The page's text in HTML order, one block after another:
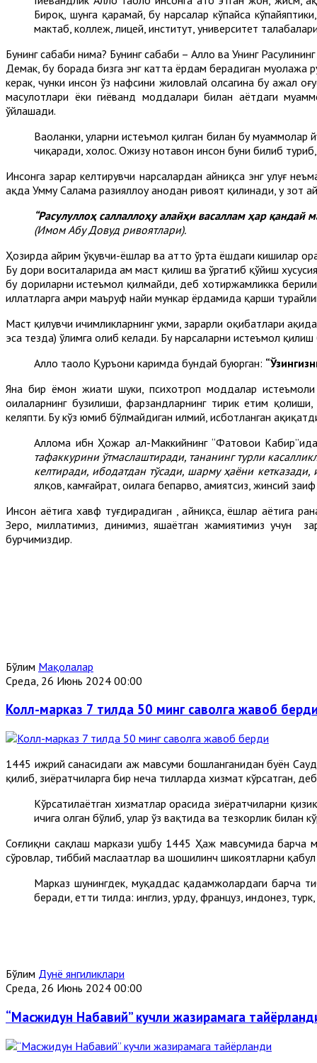
Бироқ, шунга қарамай, бу нарсалар кўпайса
мактаб, коллеж, лицей, институт, университет
Бунинг сабаби нима? Бунинг сабаби – Аллоҳ ва Унинг
Демак, бу борада бизга энг катта ёрдам берадиган муолажа
керак, чунки инсон ўз нафсини жиловлай олсагина бу ажал
маҳсулотлари ёки гиёҳванд моддалари билан ҳаётдаги
ўйлашади.
Ваҳоланки, уларни истеъмол қилган билан бу
чиқаради, холос. Ожизу нотавон инсон буни билиб
Инсонга зарар келтирувчи нарсалардан айниқса энг улуғ
ҳақда Умму Салама разияллоҳу анҳодан ривоят қилинади, у зот
“Расулуллоҳ саллаллоҳу алайҳи васаллам ҳар
(Имом Абу Довуд ривоятлари).
Ҳозирда айрим ўқувчи-ёшлар ва ҳатто ўрта ёшдаги кишилар
Бу дори воситаларида ҳам маст қилиш ва ўргатиб қўйиш
бу дориларни истеъмол қилмайди, деб хотиржамликка
иллатларга амри маъруф наҳйи мункар ёрдамида қарши
Маст қилувчи ичимликларнинг ҳукми, зарарли оқибатлари
эса тезда) ўлимга олиб келади. Бу нарсаларни истеъмол
Аллоҳ таоло Қуръони каримда бундай буюрган:
Яна бир ёмон жиҳати шуки, психотроп моддалар
оилаларнинг бузилиши, фарзандларнинг тирик етим
келяпти. Бу кўз юмиб бўлмайдиган илмий, исботланган
Аллома ибн Ҳожар ал-Маккийнинг “Фатовои
тафаккурини ўтмаслаштиради, тананинг турли
келтиради, ибодатдан тўсади, шарму ҳаёни кетказади,
ялқов, камғайрат, оилага бепарво, ҳамиятсиз, жинсий
Инсон ҳаётига хавф туғдирадиган , айниқса, ёшлар ҳаётига
Зеро, миллатимиз, динимиз, яшаётган жамиятимиз учун
бурчимиздир.
Бўлим Мақолалар
Среда, 26 Июнь 2024 00:00
Колл-марказ 7 тилда 50 минг саволга жавоб
1445 ҳижрий санасидаги ҳаж мавсуми бошланганидан буён
қилиб, зиёратчиларга бир неча тилларда хизмат кўрсатган,
Кўрсатилаётган хизматлар орасида зиёратчиларни
ичига олган бўлиб, улар ўз вақтида ва тезкорлик билан
Соғлиқни сақлаш маркази ушбу 1445 Ҳаж мавсумида барча
сўровлар, тиббий маслаҳатлар ва шошилинч шикоятларни
Марказ шунингдек, муқаддас қадамжолардаги барча
беради, етти тилда: инглиз, урду, француз, индонез,
Бўлим Дунё янгиликлари
Среда, 26 Июнь 2024 00:00
“Масжидун Набавий” кучли жазирамага